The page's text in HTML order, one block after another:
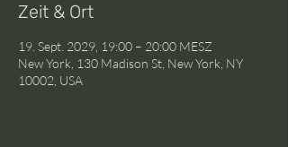
Zeit & Ort
19. Sept. 2029, 19:00 – 20:00 MESZ
New York, 130 Madison St, New York, NY
10002, USA